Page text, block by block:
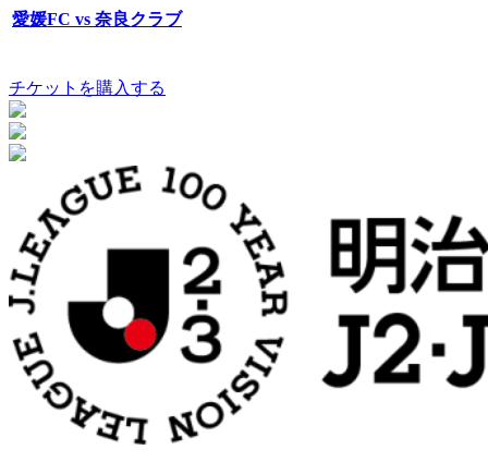
愛媛FC vs 奈良クラブ
チケットを購入する